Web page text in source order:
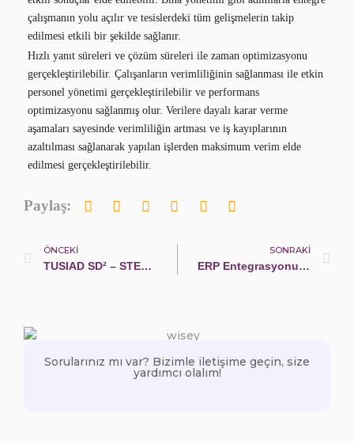
çalışmanın yolu açılır ve tesislerdeki tüm gelişmelerin takip
edilmesi etkili bir şekilde sağlanır.
Hızlı yanıt süreleri ve çözüm süreleri ile zaman optimizasyonu
gerçekleştirilebilir. Çalışanların verimliliğinin sağlanması ile etkin
personel yönetimi gerçekleştirilebilir ve performans
optimizasyonu sağlanmış olur. Verilere dayalı karar verme
aşamaları sayesinde verimliliğin artması ve iş kayıplarının
azaltılması sağlanarak yapılan işlerden maksimum verim elde
edilmesi gerçekleştirilebilir.
Paylaş:
ÖNCEKI
TUSIAD SD² – STEP Etkinliği
SONRAKI
ERP Entegrasyonun İşletmelere Sağladığı 5 Katkı
Sorularınız mı var? Bizimle iletişime geçin, size
yardımcı olalım!